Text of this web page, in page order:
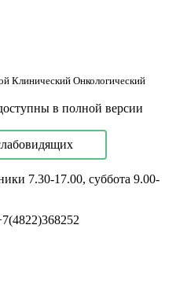
Клинический Онкологический
в полной версии
7.30-17.00, суббота 9.00-